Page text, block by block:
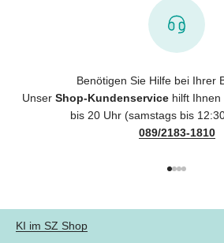
Benötigen Sie Hilfe bei Ihrer
Unser Shop-Kundenservicehilft Ihnen
bis 20 Uhr (samstags bis
089/2183-1810
KI im SZ Shop